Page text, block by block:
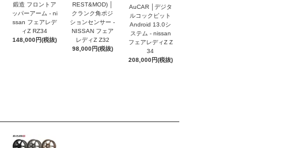
鍛造 フロントア
ッパーアーム - ni
ssan フェアレデ
ィZ RZ34
148,000円(税抜)
REST&MOD) │
クランク角ポジ
ションセンサー -
NISSAN フェア
レディZ Z32
98,000円(税抜)
AuCAR │デジタ
ルコックピット
Android 13.0シ
ステム - nissan
フェアレディZ Z
34
208,000円(税抜)